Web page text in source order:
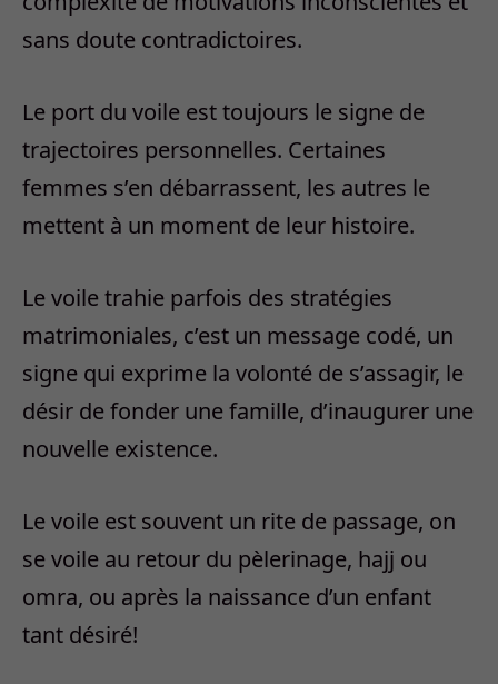
sans doute contradictoires.
Le port du voile est toujours le signe de
trajectoires personnelles. Certaines
femmes s’en débarrassent, les autres le
mettent à un moment de leur histoire.
Le voile trahie parfois des stratégies
matrimoniales, c’est un message codé, un
signe qui exprime la volonté de s’assagir, le
désir de fonder une famille, d’inaugurer une
nouvelle existence.
Le voile est souvent un rite de passage, on
se voile au retour du pèlerinage, hajj ou
omra, ou après la naissance d’un enfant
tant désiré!